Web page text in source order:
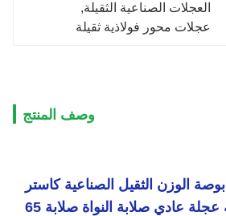
العجلات الصناعية الثقيلة,
عجلات محور فولاذية ثقيلة
وصف المنتج
4 بوصة إلى 12 بوصة الوزن الثقيل الصناعية كاستر
صلبة PU عجلة عجلة عادي صلابة النواة صلابة 65